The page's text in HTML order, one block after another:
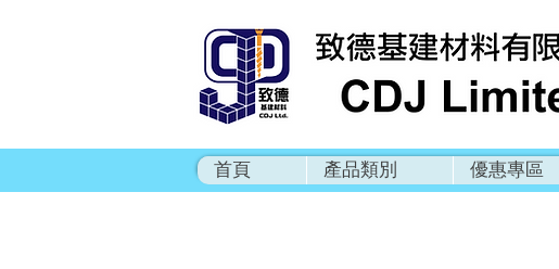
首頁 產品類別 優惠專區